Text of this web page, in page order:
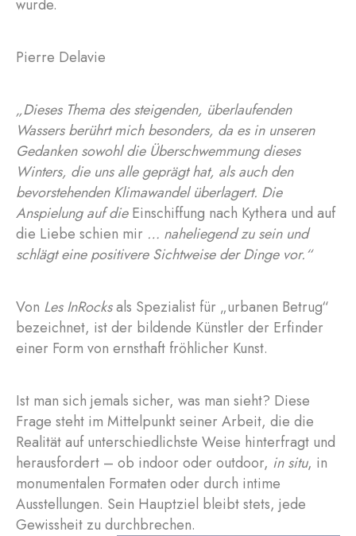
wurde.
Pierre Delavie
„Dieses Thema des steigenden, überlaufenden
Wassers berührt mich besonders, da es in unseren
Gedanken sowohl die Überschwemmung dieses
Winters, die uns alle geprägt hat, als auch den
bevorstehenden Klimawandel überlagert. Die
Anspielung auf dieEinschiffung nach Kythera und auf
die Liebe schien mir … naheliegend zu sein und
schlägt eine positivere Sichtweise der Dinge vor.“
Von Les InRocksals Spezialist für „urbanen Betrug“
bezeichnet, ist der bildende Künstler der Erfinder
einer Form von ernsthaft fröhlicher Kunst.
Ist man sich jemals sicher, was man sieht? Diese
Frage steht im Mittelpunkt seiner Arbeit, die die
Realität auf unterschiedlichste Weise hinterfragt und
herausfordert – ob indoor oder outdoor, in situ, in
monumentalen Formaten oder durch intime
Ausstellungen. Sein Hauptziel bleibt stets, jede
Gewissheit zu durchbrechen.